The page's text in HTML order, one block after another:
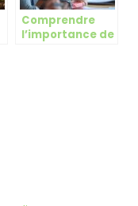
Comprendre
l’importance de